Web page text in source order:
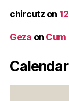
chircutz on
Geza on Cum